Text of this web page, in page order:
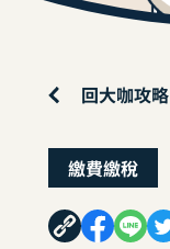
回大咖攻略
繳費繳稅